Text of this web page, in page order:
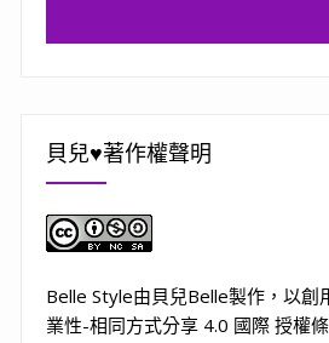
貝兒♥著作權聲明
Belle Style由貝兒Belle製作，以創
業性-相同方式分享 4.0 國際 授權